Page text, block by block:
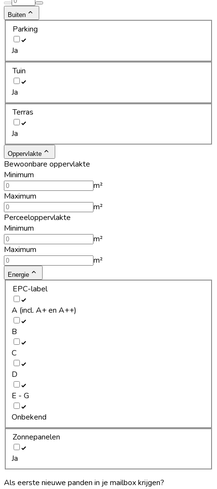
Buiten
Parking
Ja
Tuin
Ja
Terras
Ja
Oppervlakte
Bewoonbare oppervlakte
Minimum
m²
Maximum
m²
Perceeloppervlakte
Minimum
m²
Maximum
m²
Energie
EPC-label
A (incl. A+ en A++)
B
C
D
E - G
Onbekend
Zonnepanelen
Ja
Als eerste nieuwe panden in je mailbox krijgen?